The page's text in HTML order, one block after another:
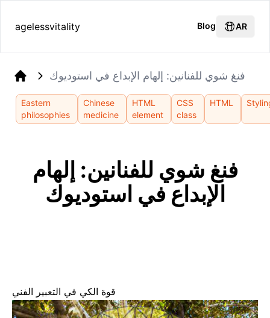
agelessvitality Blog AR
فنغ شوي للفنانين: إلهام الإبداع في استوديوك
Eastern
philosophies
Chinese
medicine
HTML
element
CSS
class
HTML
فنغ شوي للفنانين: إلهام
الإبداع في استوديوك
قوة الكي في التعبير الفني